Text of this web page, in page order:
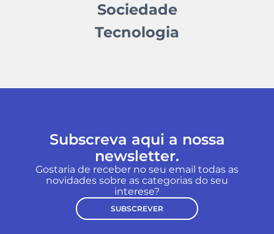
Sociedade
Tecnologia
Subscreva aqui a nossa
newsletter.
Gostaria de receber no seu email todas as
novidades sobre as categorias do seu
interese?
SUBSCREVER